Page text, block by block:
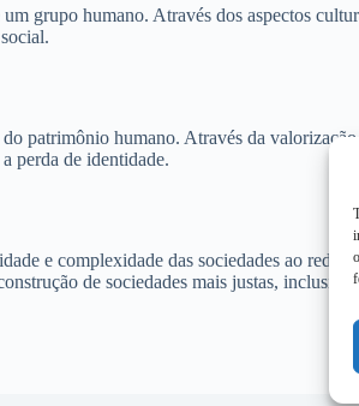
grupo humano. Através dos aspectos
patrimônio humano. Através da
perda de identidade.
e complexidade das sociedades ao
de sociedades mais justas,